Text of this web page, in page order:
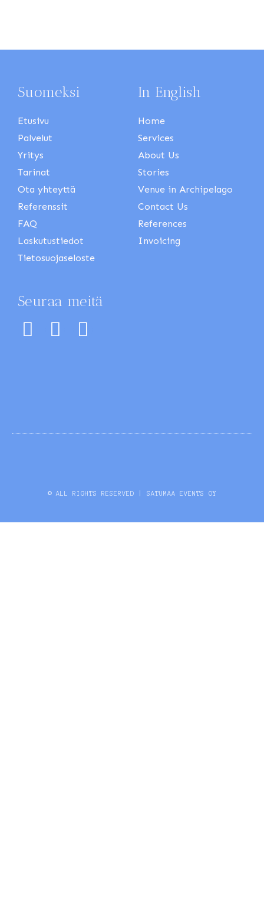
Suomeksi
Etusivu
Palvelut
Yritys
Tarinat
Ota yhteyttä
Referenssit
FAQ
Laskutustiedot
Tietosuojaseloste
In English
Home
Services
About Us
Stories
Venue in Archipelago
Contact Us
References
Invoicing
Seuraa meitä
© ALL RIGHTS RESERVED | SATUMAA EVENTS OY